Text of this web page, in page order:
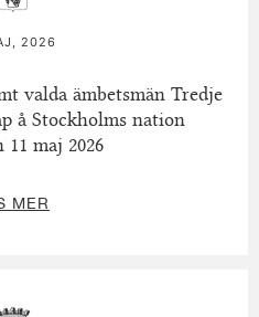
2026
valda ämbetsmän Tredje
å Stockholms nation
11 maj 2026
MER